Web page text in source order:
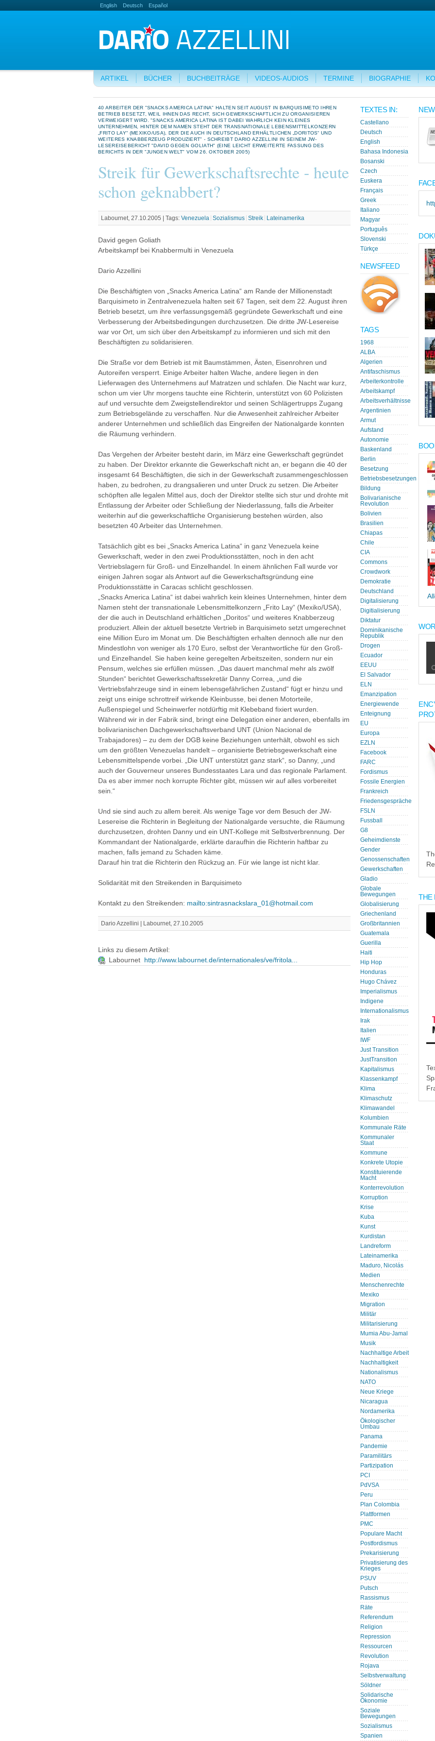
English Deutsch Español
ARTIKEL BÜCHER BUCHBEITRÄGE VIDEOS-AUDIOS TERMINE BIOGRAPHIE
40 ARBEITER DER "SNACKS AMERICA LATINA" HALTEN SEIT AUGUST IN BARQUISIMETO IHREN
BETRIEB BESETZT, WEIL IHNEN DAS RECHT, SICH GEWERKSCHAFTLICH ZU ORGANISIEREN
VERWEIGERT WIRD. "SNACKS AMERICA LATINA IST DABEI WAHRLICH KEIN KLEINES
UNTERNEHMEN, HINTER DEM NAMEN STEHT DER TRANSNATIONALE LEBENSMITTELKONZERN
„FRITO LAY“ (MEXIKO/USA), DER DIE AUCH IN DEUTSCHLAND ERHÄLTLICHEN „DORITOS“ UND
WEITERES KNABBERZEUG PRODUZIERT" - SCHREIBT DARIO AZZELLINI IN SEINEM JW-
LESEREISEBERICHT "DAVID GEGEN GOLIATH" (EINE LEICHT ERWEITERTE FASSUNG DES
BERICHTS IN DER "JUNGEN WELT" VOM 26. OKTOBER 2005)
Streik für Gewerkschaftsrechte - heute
schon geknabbert?
Labournet, 27.10.2005 | Tags: Venezuela Sozialismus Streik Lateinamerika
David gegen Goliath
Arbeitskampf bei Knabbermulti in Venezuela
Dario Azzellini
Die Beschäftigten von „Snacks America Latina“ am Rande der Millionenstadt
Barquisimeto in Zentralvenezuela halten seit 67 Tagen, seit dem 22. August ihren
Betrieb besetzt, um ihre verfassungsgemäß gegründete Gewerkschaft und eine
Verbesserung der Arbeitsbedingungen durchzusetzen. Die dritte JW-Lesereise
war vor Ort, um sich über den Arbeitskampf zu informieren und sich mit den
Beschäftigten zu solidarisieren.
Die Straße vor dem Betrieb ist mit Baumstämmen, Ästen, Eisenrohren und
Autoreifen versperrt. Einige Arbeiter halten Wache, andere liegen in den
Lieferwagen des Unternehmens auf Matratzen und schlafen. Die Nacht war kurz,
schon um vier Uhr morgens tauchte eine Richterin, unterstützt von 60 Polizisten
auf und versuchte dem Zweigstellendirektor und seinen Schlägertrupps Zugang
zum Betriebsgelände zu verschaffen. Nur die Anwesenheit zahlreicher Arbeiter
anderer Unternehmen und schließlich das Eingreifen der Nationalgarde konnten
die Räumung verhindern.
Das Vergehen der Arbeiter besteht darin, im März eine Gewerkschaft gegründet
zu haben. Der Direktor erkannte die Gewerkschaft nicht an, er begann die 40 der
insgesamt 64 Beschäftigten, die sich in der Gewerkschaft zusammengeschlossen
haben, zu bedrohen, zu drangsalieren und unter Druck zu setzen. Die Arbeiter
schöpften alle legalen Mittel aus, doch der Direktor stellte sich stur und drohte mit
Entlassung der Arbeiter oder Schließung der Niederlassung, falls die Arbeiter
weiterhin auf die gewerkschaftliche Organisierung bestehen würden, also
besetzten 40 Arbeiter das Unternehmen.
Tatsächlich gibt es bei „Snacks America Latina“ in ganz Venezuela keine
Gewerkschaft, weder in den zwei Produktionsstätten, noch in den acht
Vertriebslagern für Groß- und Einzelhandel. In einem ähnlichen Fall wurde vor
einigen Jahren sogar als Antwort auf die Gewerkschaftsgründung eine
Produktionsstätte in Caracas schlicht geschlossen.
„Snacks America Latina“ ist dabei wahrlich kein kleines Unternehmen, hinter dem
Namen steht der transnationale Lebensmittelkonzern „Frito Lay“ (Mexiko/USA),
der die auch in Deutschland erhältlichen „Doritos“ und weiteres Knabberzeug
produziert. Allein der aktuell besetzte Vertrieb in Barquisimeto setzt umgerechnet
eine Million Euro im Monat um. Die Beschäftigten erhalten dennoch alle nur den
Mindestlohn von weniger als 170 Euro, selbst der Verantwortliche für den Groß-
und Einzelhandel. Sie haben keine geregelten Arbeitszeiten, sondern nur ein
Pensum, welches sie erfüllen müssen. „Das dauert manchmal mehr als zwölf
Stunden“ berichtet Gewerkschaftssekretär Danny Correa, „und die
Vertriebsfahrzeuge sind in einem lebensgefährlichen Zustand“ fügt er hinzu und
zeigt uns einige schrottreif wirkende Kleinbusse, bei denen Motorteile,
Außenspiegel und Scheinwerfer notdürftig mit Klebeband fixiert wurden.
Während wir in der Fabrik sind, bringt eine Delegation einer anderen, ebenfalls im
bolivarianischen Dachgewerkschaftsverband UNT (Union Nacional de
Trabajadores) – zu dem der DGB keine Beziehungen unterhält, obwohl es sich
um den größten Venezuelas handelt – organisierte Betriebsgewerkschaft eine
Lebensmittelspende vorbei. „Die UNT unterstützt ganz stark“, so Danny, „und
auch der Gouverneur unseres Bundesstaates Lara und das regionale Parlament.
Da es aber immer noch korrupte Richter gibt, müssen wir auf alles vorbereitet
sein.“
Und sie sind auch zu allem bereit. Als wenige Tage vor dem Besuch der JW-
Lesereise die Richterin in Begleitung der Nationalgarde versuchte, die Räumung
durchzusetzen, drohten Danny und ein UNT-Kollege mit Selbstverbrennung. Der
Kommandant der Nationalgarde, erklärte daraufhin die Richterin haftbar zu
machen, falls jemand zu Schaden käme.
Darauf hin trat die Richterin den Rückzug an. Für wie lange ist nicht klar.
Solidarität mit den Streikenden in Barquisimeto
Kontakt zu den Streikenden: mailto:sintrasnackslara_01@hotmail.com
Dario Azzellini | Labournet, 27.10.2005
Links zu diesem Artikel:
Labournet
http://www.labournet.de/internationales/ve/fritola...
TEXTES IN:
Castellano
Deutsch
English
Bahasa Indonesia
Bosanski
Czech
Euskera
Français
Greek
Italiano
Magyar
Português
Slovenski
Türkçe
NEWSFEED
TAGS
1968
ALBA
Algerien
Antifaschismus
Arbeiterkontrolle
Arbeitskampf
Arbeitsverhältnisse
Argentinien
Armut
Aufstand
Autonomie
Baskenland
Berlin
Besetzung
Betriebsbesetzungen
Bildung
Bolivarianische
Revolution
Bolivien
Brasilien
Chiapas
Chile
CIA
Commons
Crowdwork
Demokratie
Deutschland
Digitalisierung
Digitialisierung
Diktatur
Dominikanische
Republik
Drogen
Ecuador
EEUU
El Salvador
ELN
Emanzipation
Energiewende
Enteignung
EU
Europa
EZLN
Facebook
FARC
Fordismus
Fossile Energien
Frankreich
Friedensgespräche
FSLN
Fussball
G8
Geheimdienste
Gender
Genossenschaften
Gewerkschaften
Gladio
Globale
Bewegungen
Globalisierung
Griechenland
Großbritannien
Guatemala
Guerilla
Haiti
Hip Hop
Honduras
Hugo Chávez
Imperialismus
Indigene
Internationalismus
Irak
Italien
IWF
Just Transition
JustTransition
Kapitalismus
Klassenkampf
Klima
Klimaschutz
Klimawandel
Kolumbien
Kommunale Räte
Kommunaler
Staat
Kommune
Konkrete Utopie
Konstituierende
Macht
Konterrevolution
Korruption
Krise
Kuba
Kunst
Kurdistan
Landreform
Lateinamerika
Maduro, Nicolás
Medien
Menschenrechte
Mexiko
Migration
Militär
Militarisierung
Mumia Abu-Jamal
Musik
Nachhaltige Arbeit
Nachhaltigkeit
Nationalismus
NATO
Neue Kriege
Nicaragua
Nordamerika
Ökologischer
Umbau
Panama
Pandemie
Paramilitärs
Partizipation
PCI
PdVSA
Peru
Plan Colombia
Plattformen
PMC
Populare Macht
Postfordismus
Prekarisierung
Privatisierung des
Krieges
PSUV
Putsch
Rassismus
Räte
Referendum
Religion
Repression
Ressourcen
Revolution
Rojava
Selbstverwaltung
Söldner
Solidarische
Ökonomie
Soziale
Bewegungen
Sozialismus
Spanien
THE